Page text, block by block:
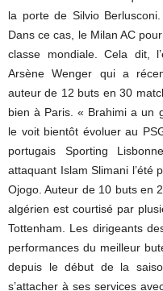
la porte de Silvio
Dans ce cas, le Milan AC
classe mondiale. Cela dit,
Arsène Wenger qui a
auteur de 12 buts en 30
bien à Paris. « Brahimi a un
le voit bientôt évoluer au
portugais Sporting
attaquant Islam Slimani l’été
Ojogo. Auteur de 10 buts en
algérien est courtisé par
Tottenham. Les dirigeants
performances du meilleur
depuis le début de la
s’attacher à ses services